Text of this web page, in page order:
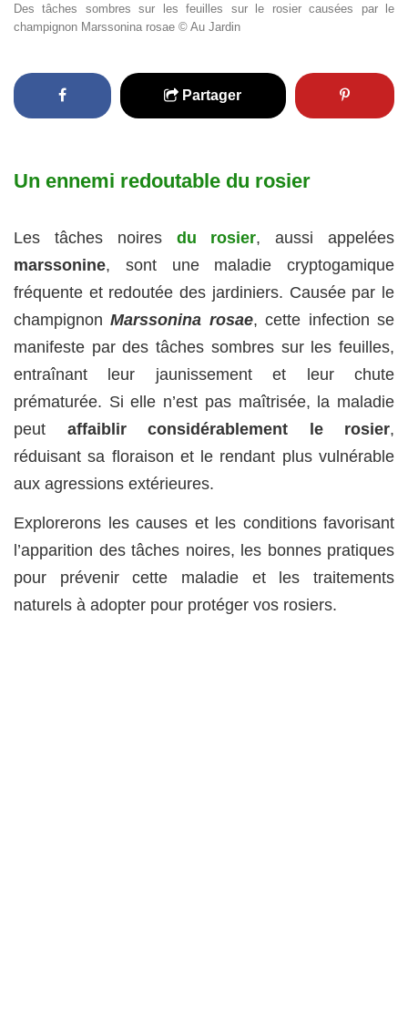
Des tâches sombres sur les feuilles sur le rosier causées par le
champignon Marssonina rosae © Au Jardin
Partager
Un ennemi redoutable du rosier
Les tâches noires du rosier, aussi appelées
marssonine, sont une maladie cryptogamique
fréquente et redoutée des jardiniers. Causée par le
champignonMarssonina rosae, cette infection se
manifeste par des tâches sombres sur les feuilles,
entraînant leur jaunissement et leur chute
prématurée. Si elle n’est pas maîtrisée, la maladie
peut affaiblir considérablement le rosier,
réduisant sa floraison et le rendant plus vulnérable
aux agressions extérieures.
Explorerons les causes et les conditions favorisant
l’apparition des tâches noires, les bonnes pratiques
pour prévenir cette maladie et les traitements
naturels à adopter pour protéger vos rosiers.